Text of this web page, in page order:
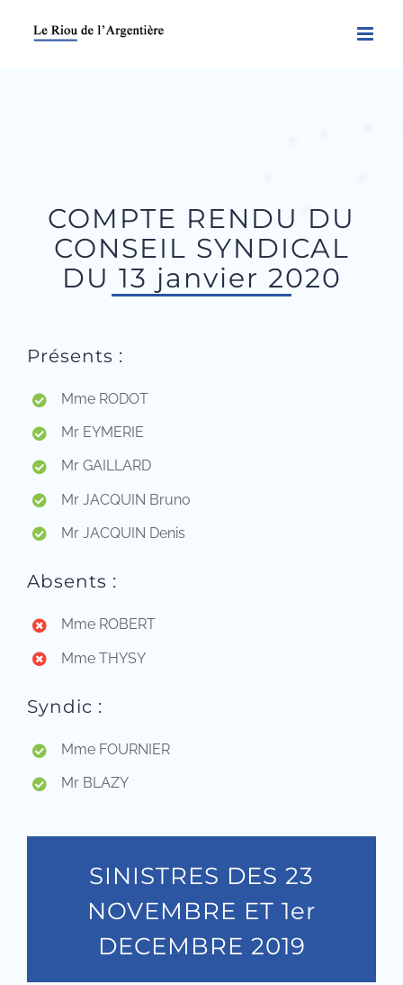
COMPTE RENDU DU
CONSEIL SYNDICAL
DU 13 janvier 2020
Présents :
Mme RODOT
Mr EYMERIE
Mr GAILLARD
Mr JACQUIN Bruno
Mr JACQUIN Denis
Absents :
Mme ROBERT
Mme THYSY
Syndic :
Mme FOURNIER
Mr BLAZY
SINISTRES DES 23
NOVEMBRE ET 1er
DECEMBRE 2019